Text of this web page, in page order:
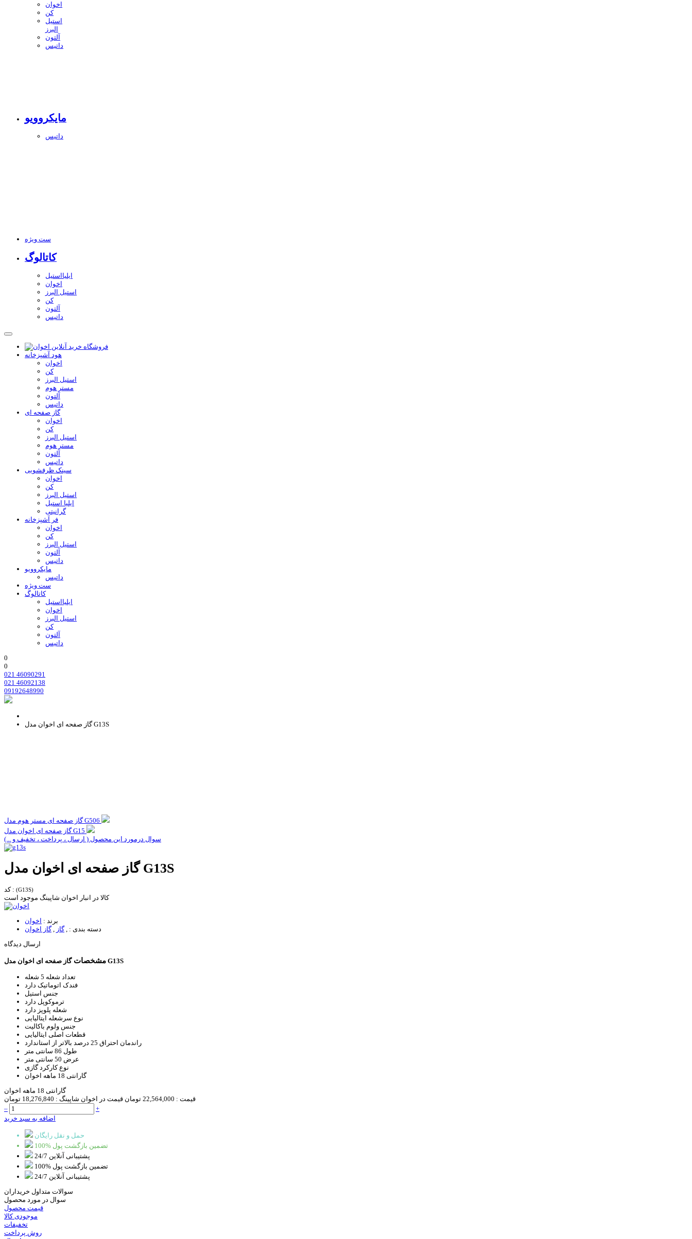
اخوان
کن
استیل
البرز
آلتون
داتیس
مایکروویو
داتیس
ست ویژه
کاتالوگ
ایلیااستیل
اخوان
استیل البرز
کن
آلتون
داتیس
هود آشپزخانه
اخوان
کن
استیل البرز
مستر هوم
آلتون
داتیس
گاز صفحه ای
اخوان
کن
استیل البرز
مستر هوم
آلتون
داتیس
سینک ظرفشویی
اخوان
کن
استیل البرز
ایلیا استیل
گرانیتی
فر آشپزخانه
اخوان
کن
استیل البرز
آلتون
داتیس
مایکروویو
داتیس
ست ویژه
کاتالوگ
ایلیااستیل
اخوان
استیل البرز
کن
آلتون
داتیس
0
0
021 46090291
021 46092138
09192648990
گاز صفحه ای اخوان مدل G13S
گاز صفحه ای مستر هوم مدل G506
گاز صفحه ای اخوان مدل G15
سوال درمورد این محصول ( ارسال ، پرداخت ، تخفیف و ...)
گاز صفحه ای اخوان مدل G13S
کد : (G13S)
کالا در انبار اخوان شاپینگ موجود است
برند : اخوان
دسته بندی : ,گاز ,گاز اخوان
ارسال دیدگاه
مشخصات گاز صفحه ای اخوان مدل G13S
تعداد شعله 5 شعله
فندک اتوماتیک دارد
جنس استیل
ترموکوپل دارد
شعله پلوپز دارد
نوع سرشعله ایتالیایی
جنس ولوم باکالیت
قطعات اصلی ایتالیایی
راندمان احتراق 25 درصد بالاتر از استاندارد
طول 86 سانتی متر
عرض 50 سانتی متر
نوع کارکردگازی
گارانتی 18 ماهه اخوان
گارانتی 18 ماهه اخوان
قیمت : 22,564,000 تومان قیمت در اخوان شاپینگ : 18,276,840 تومان
–
+
اضافه به سبد خرید
حمل و نقل رایگان
100% تضمین بازگشت پول
پشتیبانی آنلاین 24/7
100% تضمین بازگشت پول
پشتیبانی آنلاین 24/7
سوالات متداول خریداران
سوال در مورد محصول
قیمت محصول
موجودی کالا
تخفیفات
روش پرداخت